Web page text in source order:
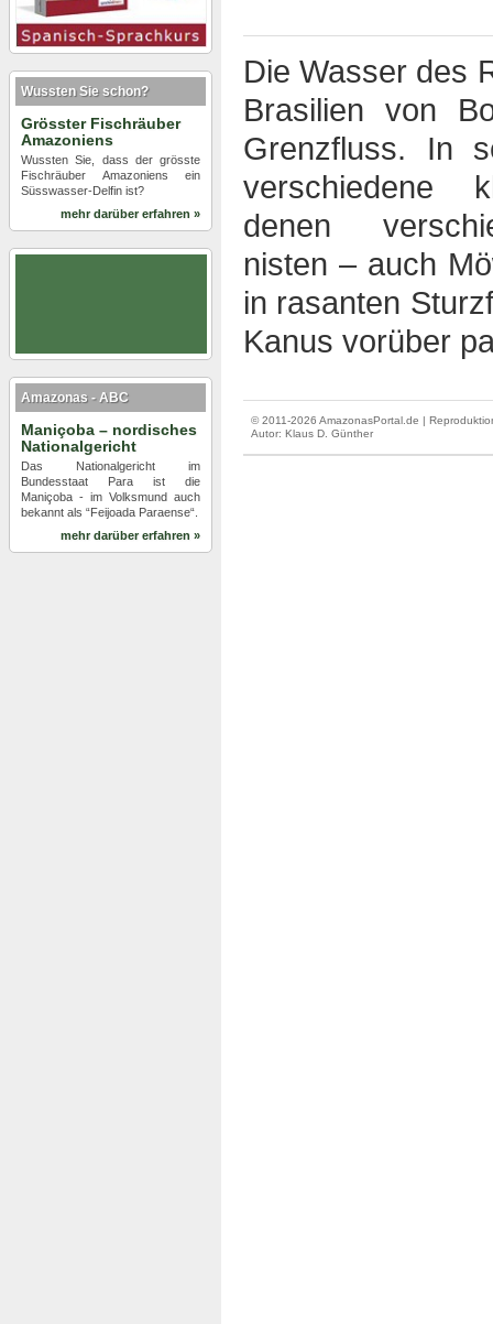
Die Wasser des
Brasilien von
Grenzfluss. In
verschiedene
denen
nisten – auch
in rasanten
Kanus vorüber
© 2011-2026 AmazonasPortal.de |
Autor: Klaus D. Günther
Wussten Sie schon?
Grösster Fischräuber
Amazoniens
Wussten Sie, dass der grösste
Fischräuber Amazoniens ein
Süsswasser-Delfin ist?
mehr darüber erfahren »
Amazonas - ABC
Maniçoba – nordisches
Nationalgericht
Das Nationalgericht im
Bundesstaat Para ist die
Maniçoba - im Volksmund auch
bekannt als “Feijoada Paraense“.
mehr darüber erfahren »